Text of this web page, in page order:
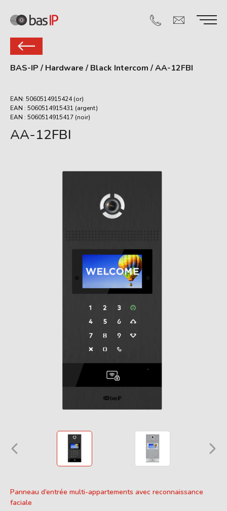
BAS-IP / Hardware / Black Intercom /AA-12FBI
EAN: 5060514915424 (or)
EAN : 5060514915431 (argent)
EAN : 5060514915417 (noir)
AA-12FBI
Panneau d’entrée multi-appartements avec reconnaissance
faciale